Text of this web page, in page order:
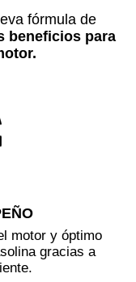
fórmula de
beneficios para
motor y óptimo
gracias a